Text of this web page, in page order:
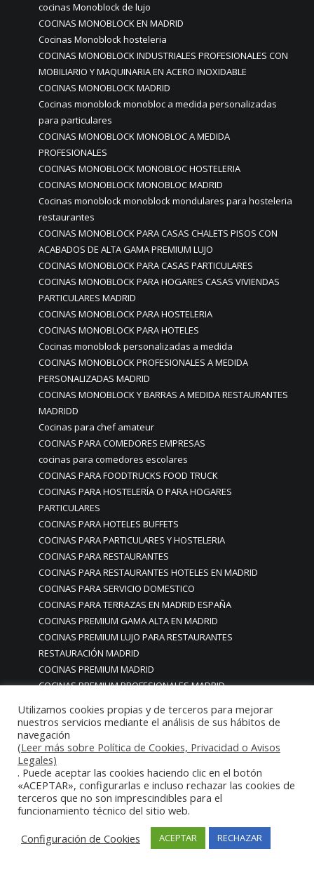
cocinas Monoblock de lujo
COCINAS MONOBLOCK EN MADRID
Cocinas Monoblock hosteleria
COCINAS MONOBLOCK INDUSTRIALES PROFESIONALES CON
MOBILIARIO Y MAQUINARIA EN ACERO INOXIDABLE
COCINAS MONOBLOCK MADRID
Cocinas monoblock monobloc a medida personalizadas
para particulares
COCINAS MONOBLOCK MONOBLOC A MEDIDA
PROFESIONALES
COCINAS MONOBLOCK MONOBLOC HOSTELERIA
COCINAS MONOBLOCK MONOBLOC MADRID
Cocinas monoblock monoblock mondulares para hosteleria
restaurantes
COCINAS MONOBLOCK PARA CASAS CHALETS PISOS CON
ACABADOS DE ALTA GAMA PREMIUM LUJO
COCINAS MONOBLOCK PARA CASAS PARTICULARES
COCINAS MONOBLOCK PARA HOGARES CASAS VIVIENDAS
PARTICULARES MADRID
COCINAS MONOBLOCK PARA HOSTELERIA
COCINAS MONOBLOCK PARA HOTELES
Cocinas monoblock personalizadas a medida
COCINAS MONOBLOCK PROFESIONALES A MEDIDA
PERSONALIZADAS MADRID
COCINAS MONOBLOCK Y BARRAS A MEDIDA RESTAURANTES
MADRIDD
Cocinas para chef amateur
COCINAS PARA COMEDORES EMPRESAS
cocinas para comedores escolares
COCINAS PARA FOODTRUCKS FOOD TRUCK
COCINAS PARA HOSTELERÍA O PARA HOGARES
PARTICULARES
COCINAS PARA HOTELES BUFFETS
COCINAS PARA PARTICULARES Y HOSTELERIA
COCINAS PARA RESTAURANTES
COCINAS PARA RESTAURANTES HOTELES EN MADRID
COCINAS PARA SERVICIO DOMESTICO
COCINAS PARA TERRAZAS EN MADRID ESPAÑA
COCINAS PREMIUM GAMA ALTA EN MADRID
COCINAS PREMIUM LUJO PARA RESTAURANTES
RESTAURACIÓN MADRID
COCINAS PREMIUM MADRID
COCINAS PREMIUM PROFESIONALES MADRID
COCINAS PROFESIONALES • MOBILIARIO • ENCIMERAS •
REVESTIMIENTOS • ESTRUCTURAS • ELEMENTOS
DECORATIVOS ACERO INOXIDABLE
COCINAS PROFESIONALES A MEDIDA PERSONALIZADAS PARA
PARTICULARES
COCINAS PROFESIONALES ACERO INOXIDABLE
COCINAS PROFESIONALES HORECA
COCINAS PROFESIONALES HOSTELERÍA MADRID
Cocinas profesionales industriales monoblock a medida
Utilizamos cookies propias y de terceros para mejorar
nuestros servicios mediante el análisis de sus hábitos de
navegación
(Leer más sobre Política de Cookies, Privacidad o Avisos
Legales)
. Puede aceptar las cookies haciendo clic en el botón
«ACEPTAR», configurarlas e incluso rechazar las cookies de
terceros que no son imprescindibles para el
funcionamiento técnico del sitio web.
Configuración de Cookies
ACEPTAR RECHAZAR